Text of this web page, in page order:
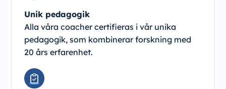
Unik pedagogik
Alla våra coacher certifieras i vår unika
pedagogik, som kombinerar forskning med
20 års erfarenhet.